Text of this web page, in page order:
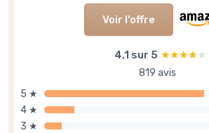
Voir l'offre
4,1 sur 5 ★★★★★
★★★★★
819 avis
5 ★
4 ★
3 ★